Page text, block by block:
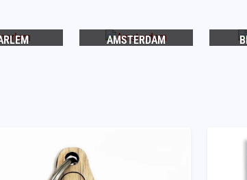
AMSTERDAM